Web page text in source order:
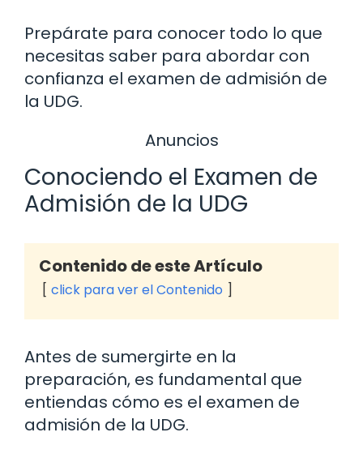
Prepárate para conocer todo lo que
necesitas saber para abordar con
confianza el examen de admisión de
la UDG.
Anuncios
Conociendo el Examen de
Admisión de la UDG
Contenido de este Artículo
click para ver el Contenido
Antes de sumergirte en la
preparación, es fundamental que
entiendas cómo es el examen de
admisión de la UDG.